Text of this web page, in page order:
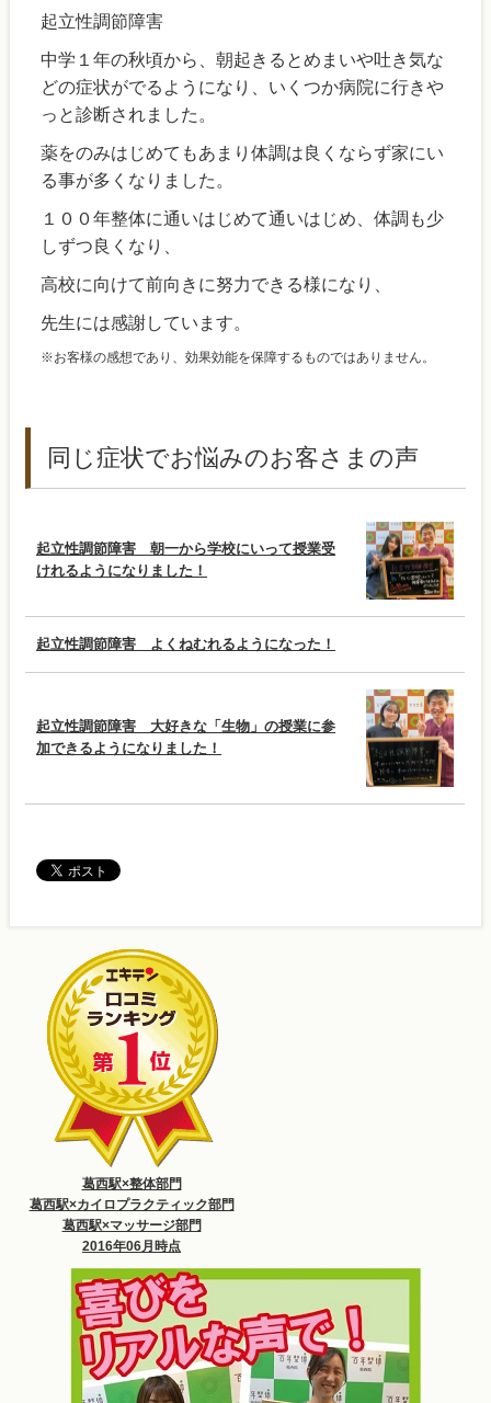
起立性調節障害
中学１年の秋頃から、朝起きるとめまいや吐き気な
どの症状がでるようになり、いくつか病院に行きや
っと診断されました。
薬をのみはじめてもあまり体調は良くならず家にい
る事が多くなりました。
１００年整体に通いはじめて通いはじめ、体調も少
しずつ良くなり、
高校に向けて前向きに努力できる様になり、
先生には感謝しています。
※お客様の感想であり、効果効能を保障するものではありません。
同じ症状でお悩みのお客さまの声
起立性調節障害 朝一から学校にいって授業受
けれるようになりました！
起立性調節障害 よくねむれるようになった！
起立性調節障害 大好きな「生物」の授業に参
加できるようになりました！
葛西駅×整体部門
葛西駅×カイロプラクティック部門
葛西駅×マッサージ部門
2016年06月時点